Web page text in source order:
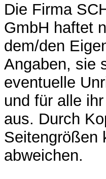
Die Firma
GmbH haftet
dem/den
Angaben, sie
eventuelle
und für alle
aus. Durch
Seitengrößen
abweichen.